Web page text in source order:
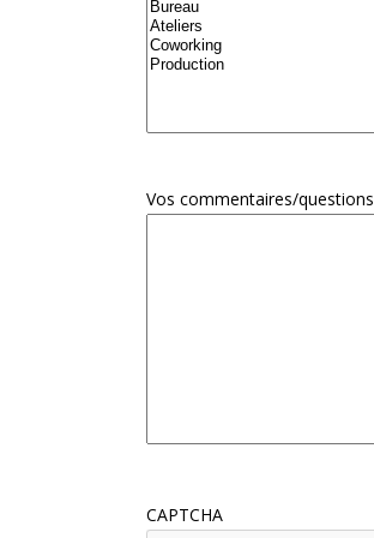
Vos commentaires/questions
CAPTCHA